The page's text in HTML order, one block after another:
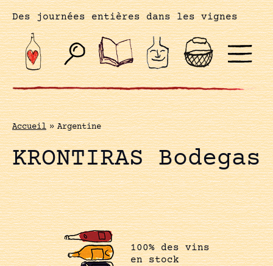
Des journées entières dans les vignes
Accueil » Argentine
KRONTIRAS Bodegas
100% des vins
en stock